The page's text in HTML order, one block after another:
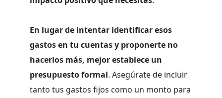
En lugar de intentar identificar esos
gastos en tu cuentas y proponerte no
hacerlos más, mejor establece un
presupuesto formal. Asegúrate de incluir
tanto tus gastos fijos como un monto para